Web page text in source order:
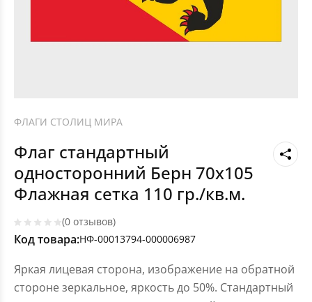
ФЛАГИ СТОЛИЦ МИРА
Флаг стандартный
односторонний Берн 70х105
Флажная сетка 110 гр./кв.м.
(0 отзывов)
Код товара:НФ-00013794-000006987
Яркая лицевая сторона, изображение на обратной
стороне зеркальное, яркость до 50%. Стандартный